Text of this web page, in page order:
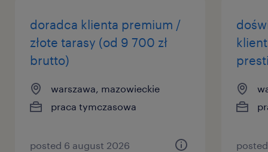
doradca klienta premium /
złote tarasy (od 9 700 zł
brutto)
warszawa, mazowieckie
praca tymczasowa
posted 6 august 2026